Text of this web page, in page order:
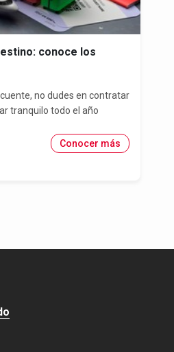
conoce los
no dudes en contratar
tranquilo todo el año
Conocer más